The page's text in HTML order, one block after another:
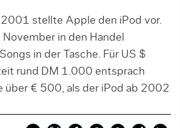
stellte Apple den iPod vor.
in den Handel
in der Tasche. Für US $
rund DM 1.000 entsprach
über € 500, als der iPod ab 2002